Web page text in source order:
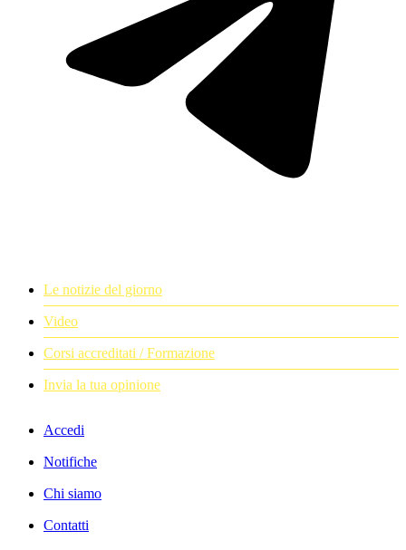
Le notizie del giorno
Video
Corsi accreditati / Formazione
Invia la tua opinione
Accedi
Notifiche
Chi siamo
Contatti